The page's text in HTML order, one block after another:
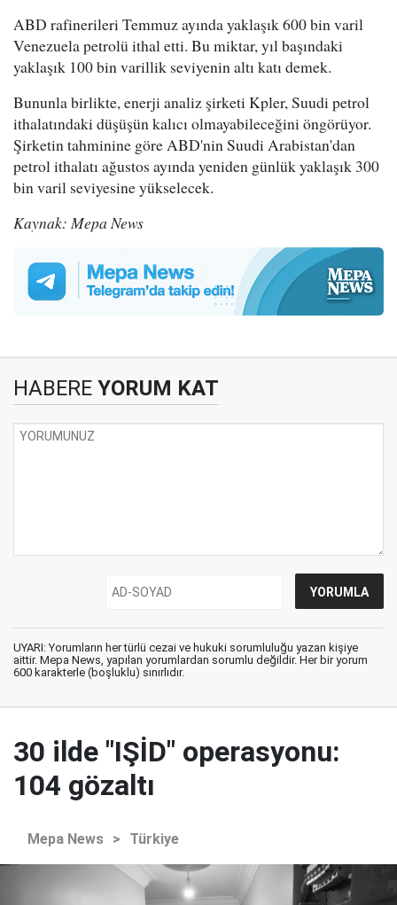
ABD rafinerileri Temmuz ayında yaklaşık 600 bin varil
Venezuela petrolü ithal etti. Bu miktar, yıl başındaki
yaklaşık 100 bin varillik seviyenin altı katı demek.
Bununla birlikte, enerji analiz şirketi Kpler, Suudi petrol
ithalatındaki düşüşün kalıcı olmayabileceğini öngörüyor.
Şirketin tahminine göre ABD'nin Suudi Arabistan'dan
petrol ithalatı ağustos ayında yeniden günlük yaklaşık 300
bin varil seviyesine yükselecek.
Kaynak: Mepa News
HABERE YORUM KAT
UYARI: Yorumların her türlü cezai ve hukuki sorumluluğu yazan kişiye
aittir. Mepa News, yapılan yorumlardan sorumlu değildir. Her bir yorum
600 karakterle (boşluklu) sınırlıdır.
30 ilde "IŞİD" operasyonu:
104 gözaltı
Mepa News > Türkiye